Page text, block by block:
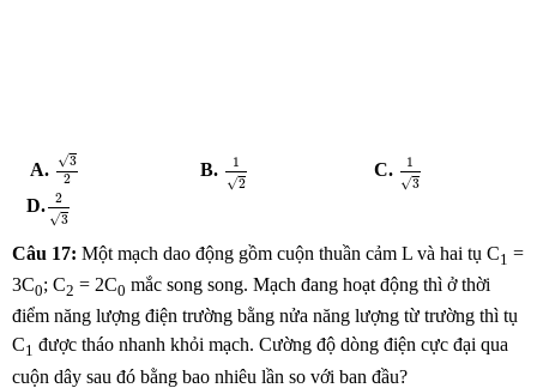
A.
√3
2
2
B.
1
√2
2
C.
1
√3
3
D.
2
√3
3
Câu 17: Một mạch dao động gồm cuộn thuần cảm L và hai tụ C1 =
3C0; C2 = 2C0 mắc song song. Mạch đang hoạt động thì ở thời
điểm năng lượng điện trường bằng nửa năng lượng từ trường thì tụ
C1 được tháo nhanh khỏi mạch. Cường độ dòng điện cực đại qua
cuộn dây sau đó bằng bao nhiêu lần so với ban đầu?